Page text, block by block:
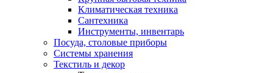
Климатическая техника
Сантехника
Инструменты, инвентарь
Посуда, столовые приборы
Системы хранения
Текстиль и декор